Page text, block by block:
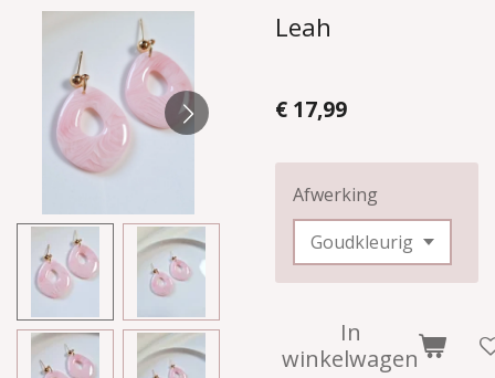
Leah
€ 17,99
Afwerking
In
winkelwagen